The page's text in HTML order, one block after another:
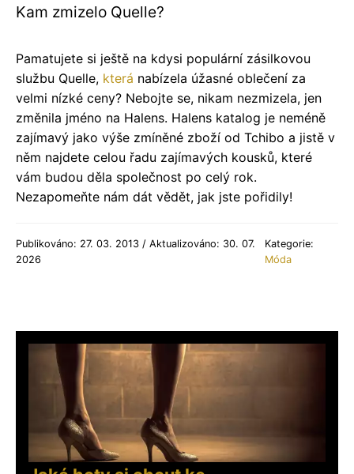
Kam zmizelo Quelle?
Pamatujete si ještě na kdysi populární zásilkovou
službu Quelle, která nabízela úžasné oblečení za
velmi nízké ceny? Nebojte se, nikam nezmizela, jen
změnila jméno na Halens. Halens katalog je neméně
zajímavý jako výše zmíněné zboží od Tchibo a jistě v
něm najdete celou řadu zajímavých kousků, které
vám budou děla společnost po celý rok.
Nezapomeňte nám dát vědět, jak jste pořidily!
Publikováno: 27. 03. 2013 / Aktualizováno: 30. 07.
2026
Kategorie:
Móda